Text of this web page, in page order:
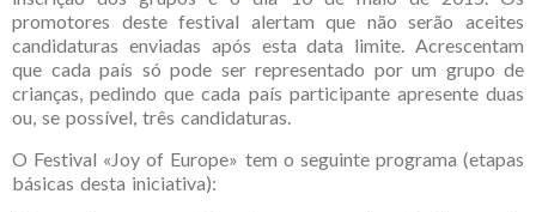
promotores deste festival alertam que não serão aceites
candidaturas enviadas após esta data limite. Acrescentam
que cada país só pode ser representado por um grupo de
crianças, pedindo que cada país participante apresente duas
ou, se possível, três candidaturas.
O Festival «Joy of Europe» tem o seguinte programa (etapas
básicas desta iniciativa):